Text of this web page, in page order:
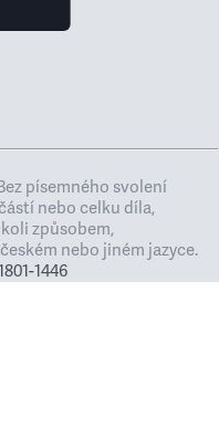
písemného svolení
nebo celku díla,
způsobem,
nebo jiném jazyce.
1446